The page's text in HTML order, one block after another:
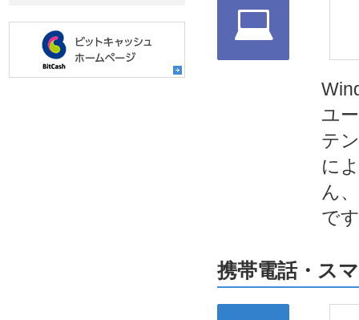
ユ
テ
に
ん
で
携帯電話・ス